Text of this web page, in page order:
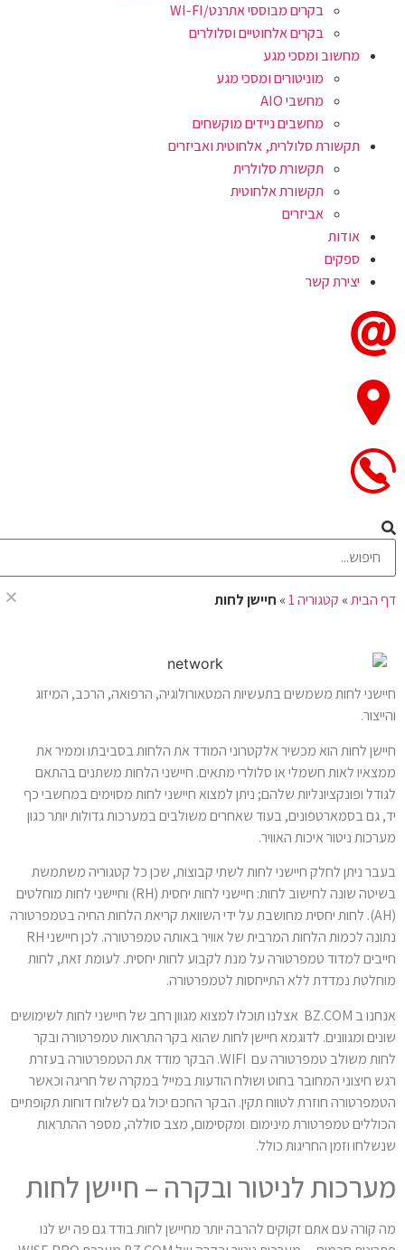
בקרים מבוססי אתרנט/WI-FI
בקרים אלחוטיים וסלולרים
מחשוב ומסכי מגע
מוניטורים ומסכי מגע
מחשבי AIO
מחשבים ניידים מוקשחים
תקשורת סלולרית, אלחוטית ואביזרים
תקשורת סלולרית
תקשורת אלחוטית
אביזרים
אודות
ספקים
יצירת קשר
חיישן לחות
דף הבית» קטגוריה 1 » חיישן לחות
חיישני לחות משמשים בתעשיות המטאורולוגיה, הרפואה, הרכב, המיזוג
והייצור.
חיישן לחות הוא מכשיר אלקטרוני המודד את הלחות בסביבתו וממיר את
ממצאיו לאות חשמלי או סלולרי מתאים. חיישני הלחות משתנים בהתאם
לגודל ופונקציונליות שלהם; ניתן למצוא חיישני לחות מסוימים במחשבי כף
יד, גם בסמארטפונים, בעוד שאחרים משולבים במערכות גדולות יותר כגון
מערכות ניטור איכות האוויר.
בעבר ניתן לחלק חיישני לחות לשתי קבוצות, שכן כל קטגוריה משתמשת
בשיטה שונה לחישוב לחות: חיישני לחות יחסית (RH) וחיישני לחות מוחלטים
(AH). לחות יחסית מחושבת על ידי השוואת קריאת הלחות החיה בטמפרטורה
נתונה לכמות הלחות המרבית של אוויר באותה טמפרטורה. לכן חיישני RH
חייבים למדוד טמפרטורה על מנת לקבוע לחות יחסית. לעומת זאת, לחות
מוחלטת נמדדת ללא התייחסות לטמפרטורה.
אנחנו ב BZ.COM אצלנו תוכלו למצוא מגוון רחב של חיישני לחות לשימושים
שונים ומגוונים. לדוגמא חיישן לחות שהוא בקר התראות טמפרטורה ובקר
לחות משולב טמפרטורה עם WIFI. הבקר מודד את הטמפרטורה בעזרת
רגש חיצוני המחובר בחוט ושולח הודעות במייל במקרה של חריגה וכאשר
הטמפרטורה חוזרת לטווח תקין. הבקר החכם יכול גם לשלוח דוחות תקופתיים
הכוללים טמפרטורת מינימום ומקסימום, מצב סוללה, מספר ההתראות
שנשלחו וזמן החריגות כולל.
מערכות לניטור ובקרה – חיישן לחות
מה קורה עם אתם זקוקים להרבה יותר מחיישן לחות בודד גם פה יש לנו